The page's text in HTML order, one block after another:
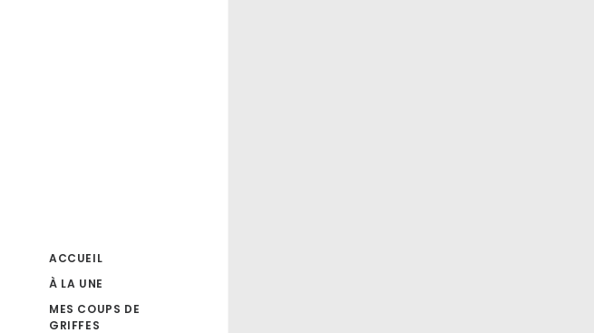
ACCUEIL
À LA UNE
MES COUPS DE
GRIFFES